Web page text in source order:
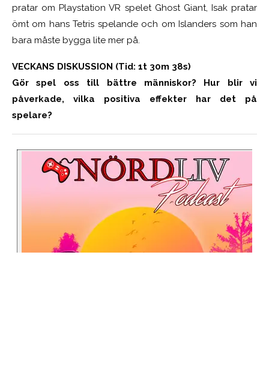
pratar om Playstation VR spelet Ghost Giant, Isak pratar
ömt om hans Tetris spelande och om Islanders som han
bara måste bygga lite mer på.
VECKANS DISKUSSION (Tid: 1t 30m 38s)
Gör spel oss till bättre människor? Hur blir vi
påverkade, vilka positiva effekter har det på
spelare?